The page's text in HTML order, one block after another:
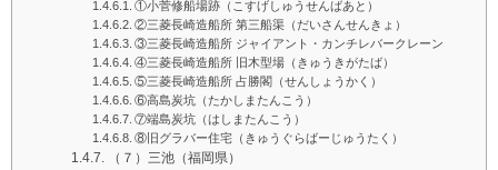
①小菅修船場跡（こすげしゅうせんばあと）
②三菱長崎造船所 第三船渠（だいさんせんきょ）
③三菱長崎造船所 ジャイアント・カンチレバークレーン
④三菱長崎造船所 旧木型場（きゅうきがたば）
⑤三菱長崎造船所 占勝閣（せんしょうかく）
⑥高島炭坑（たかしまたんこう）
⑦端島炭坑（はしまたんこう）
⑧旧グラバー住宅（きゅうぐらばーじゅうたく）
（７）三池（福岡県）